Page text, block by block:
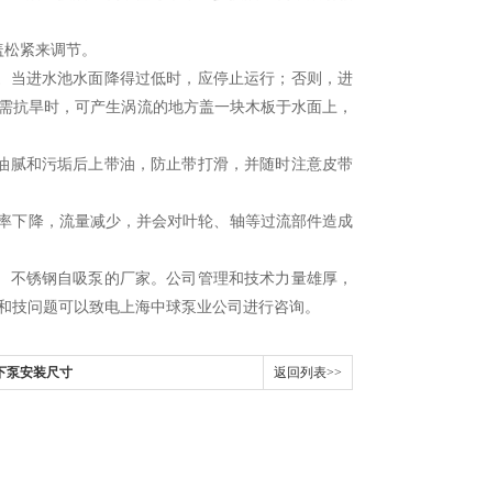
紧来调节。
当进水池水面降得过低时，应停止运行；否则，进
旱时，可产生涡流的地方盖一块木板于水面上，
和污垢后上带油，防止带打滑，并随时注意皮带
下降，流量减少，并会对叶轮、轴等过流部件造成
不锈钢自吸泵的厂家。公司管理和技术力量雄厚，
问题可以致电上海中球泵业公司进行咨询。
泵安装尺寸 返回列表>>